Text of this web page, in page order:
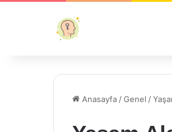
Anasayfa /Genel /